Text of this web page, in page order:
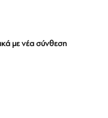
με νέα σύνθεση